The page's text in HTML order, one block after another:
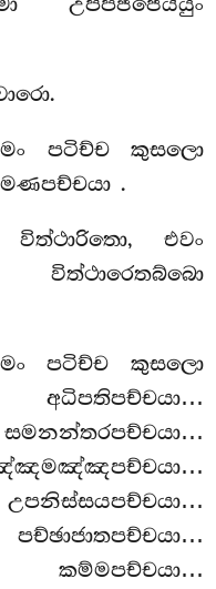
පටිච්ච කුසලො
.
එවං
පටිච්ච කුසලො